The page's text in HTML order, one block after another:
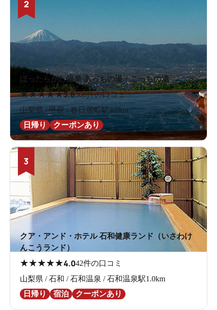
2
ほったらかし温泉 あっちの湯・こっちの湯
★★★★★3.8308件の口コミ
山梨県 / 甲府 / 春日居町駅3.2km
日帰り
クーポンあり
3
クア・アンド・ホテル 石和健康ランド（いさわけ
んこうランド）
★★★★★4.042件の口コミ
山梨県 / 石和 / 石和温泉 / 石和温泉駅1.0km
日帰り
宿泊 クーポンあり